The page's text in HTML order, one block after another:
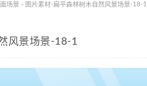
场景 > 图片素材-扁平森林树木自然风景场景-18-1
风景场景-18-1